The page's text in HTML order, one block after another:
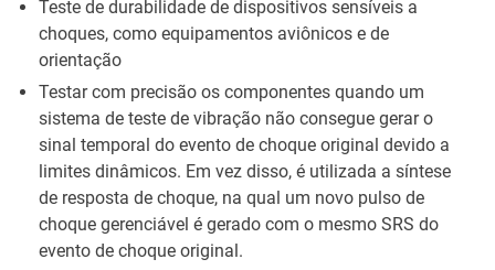
Teste de durabilidade de dispositivos sensíveis a
choques, como equipamentos aviônicos e de
orientação
Testar com precisão os componentes quando um
sistema de teste de vibração não consegue gerar o
sinal temporal do evento de choque original devido a
limites dinâmicos. Em vez disso, é utilizada a síntese
de resposta de choque, na qual um novo pulso de
choque gerenciável é gerado com o mesmo SRS do
evento de choque original.